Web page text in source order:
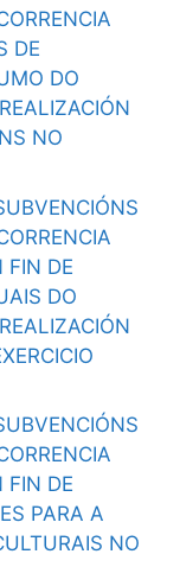
DE
DO
NO
FIN DE
DO
FIN DE
PARA A
NO